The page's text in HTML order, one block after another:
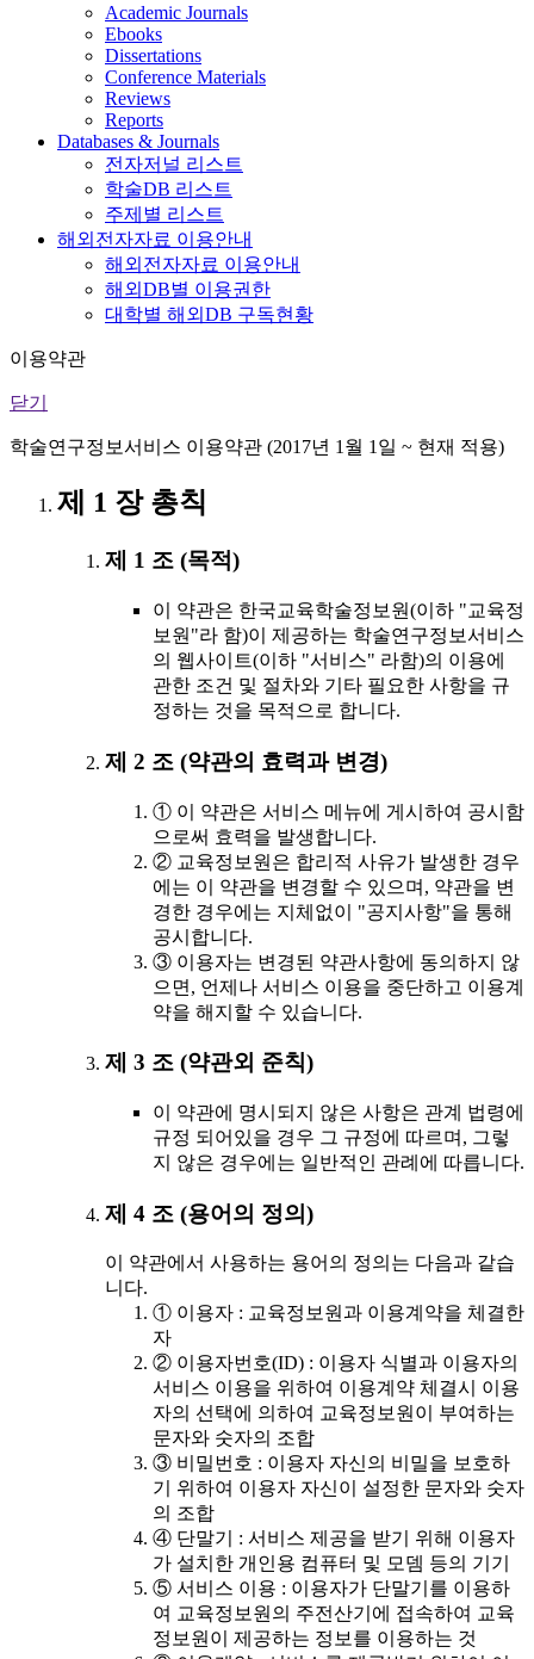
Academic Journals
Ebooks
Dissertations
Conference Materials
Reviews
Reports
Databases & Journals
전자저널 리스트
학술DB 리스트
주제별 리스트
해외전자자료 이용안내
해외전자자료 이용안내
해외DB별 이용권한
대학별 해외DB 구독현황
이용약관
닫기
학술연구정보서비스 이용약관 (2017년 1월 1일 ~ 현재 적용)
제 1 장 총칙
제 1 조 (목적)
이 약관은 한국교육학술정보원(이하 "교육정
보원"라 함)이 제공하는 학술연구정보서비스
의 웹사이트(이하 "서비스" 라함)의 이용에
관한 조건 및 절차와 기타 필요한 사항을 규
정하는 것을 목적으로 합니다.
제 2 조 (약관의 효력과 변경)
① 이 약관은 서비스 메뉴에 게시하여 공시함
으로써 효력을 발생합니다.
② 교육정보원은 합리적 사유가 발생한 경우
에는 이 약관을 변경할 수 있으며, 약관을 변
경한 경우에는 지체없이 "공지사항"을 통해
공시합니다.
③ 이용자는 변경된 약관사항에 동의하지 않
으면, 언제나 서비스 이용을 중단하고 이용계
약을 해지할 수 있습니다.
제 3 조 (약관외 준칙)
이 약관에 명시되지 않은 사항은 관계 법령에
규정 되어있을 경우 그 규정에 따르며, 그렇
지 않은 경우에는 일반적인 관례에 따릅니다.
제 4 조 (용어의 정의)
이 약관에서 사용하는 용어의 정의는 다음과 같습
니다.
① 이용자 : 교육정보원과 이용계약을 체결한
자
② 이용자번호(ID) : 이용자 식별과 이용자의
서비스 이용을 위하여 이용계약 체결시 이용
자의 선택에 의하여 교육정보원이 부여하는
문자와 숫자의 조합
③ 비밀번호 : 이용자 자신의 비밀을 보호하
기 위하여 이용자 자신이 설정한 문자와 숫자
의 조합
④ 단말기 : 서비스 제공을 받기 위해 이용자
가 설치한 개인용 컴퓨터 및 모뎀 등의 기기
⑤ 서비스 이용 : 이용자가 단말기를 이용하
여 교육정보원의 주전산기에 접속하여 교육
정보원이 제공하는 정보를 이용하는 것